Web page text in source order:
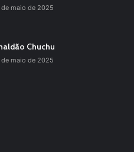
maio de 2025
Chuchu
maio de 2025